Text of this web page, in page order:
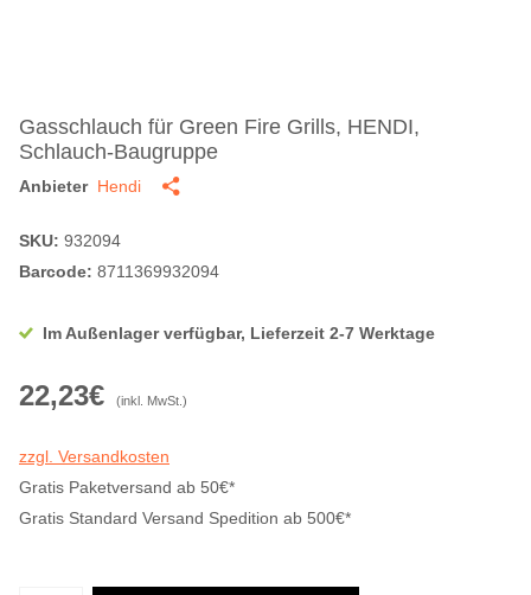
Gasschlauch für Green Fire Grills, HENDI,
Schlauch-Baugruppe
Anbieter Hendi
SKU: 932094
Barcode: 8711369932094
Im Außenlager verfügbar, Lieferzeit 2-7 Werktage
22,23€ (inkl. MwSt.)
zzgl. Versandkosten
Gratis Paketversand ab 50€*
Gratis Standard Versand Spedition ab 500€*